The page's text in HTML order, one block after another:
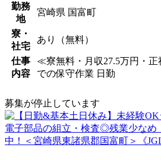
勤務
地
宮崎県 国富町
寮・
社宅
あり（無料）
仕事
内容
≪寮無料・月収27.5万円・
での保守作業 日勤
募集が停止しています